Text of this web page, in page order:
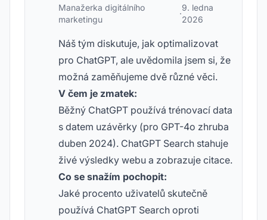
Manažerka digitálního
marketingu
·
9. ledna
2026
Náš tým diskutuje, jak optimalizovat
pro ChatGPT, ale uvědomila jsem si, že
možná zaměňujeme dvě různé věci.
V čem je zmatek:
Běžný ChatGPT používá trénovací data
s datem uzávěrky (pro GPT-4o zhruba
duben 2024). ChatGPT Search stahuje
živé výsledky webu a zobrazuje citace.
Co se snažím pochopit:
Jaké procento uživatelů skutečně
používá ChatGPT Search oproti